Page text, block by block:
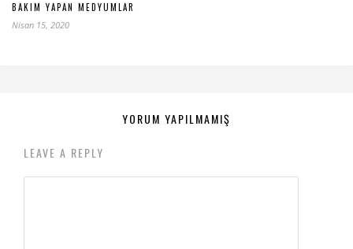
BAKIM YAPAN MEDYUMLAR
Nisan 15, 2020
YORUM YAPILMAMIŞ
LEAVE A REPLY